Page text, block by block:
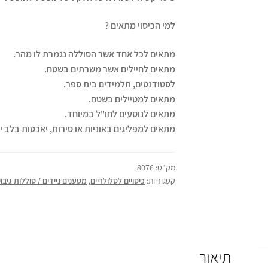
למי הכיסוי מתאים ?
מתאים לכל אחד אשר הסוללה נגמרת לו מהר.
מתאים לחיילים אשר משרתים בשטח.
לסטודנטים, תלמידים בית ספר.
מתאים למטיילים בשטח.
מתאים לנוסעים לחו"ל במיוחד.
מתאים למפליגים באוניות או סירות, יאכטות בלב
מק"ט: 8076
קטגוריות: כיסויים לסלולריים, מטענים ניידים / סוללות
תיאור